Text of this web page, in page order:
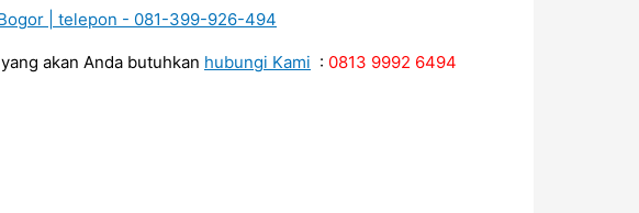
yang akan Anda butuhkan hubungi Kami : 0813 9992 6494